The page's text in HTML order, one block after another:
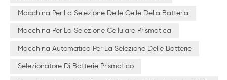
Macchina Per La Selezione Delle Celle Della Batteria
Macchina Per La Selezione Cellulare Prismatica
Macchina Automatica Per La Selezione Delle Batterie
Selezionatore Di Batterie Prismatico